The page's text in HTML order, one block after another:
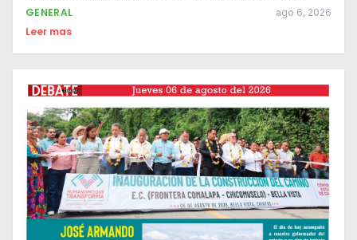
GENERAL ago 6, 2026
Leer mas